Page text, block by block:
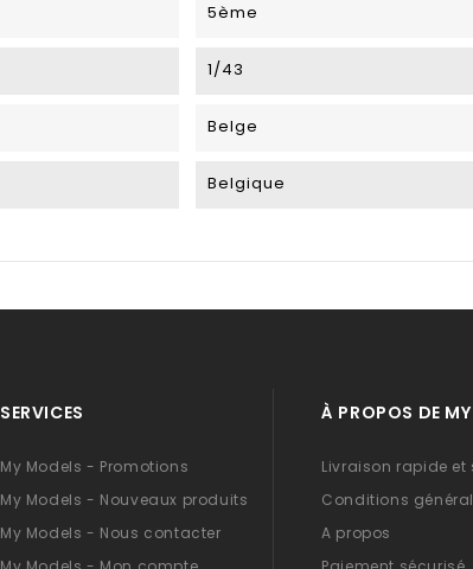
5ème
1/43
Belge
Belgique
SERVICES
My Models - Promotions
My Models - Nouveaux produits
My Models - Nous contacter
À PROPOS DE
Livraison rapide et
Conditions
A propos